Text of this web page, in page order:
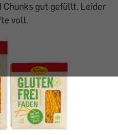
Chunks gut gefüllt. Leider
voll.